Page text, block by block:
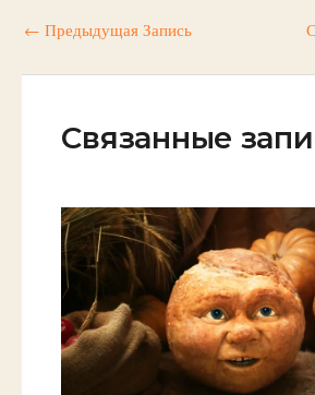
← Предыдущая Запись
Связанные